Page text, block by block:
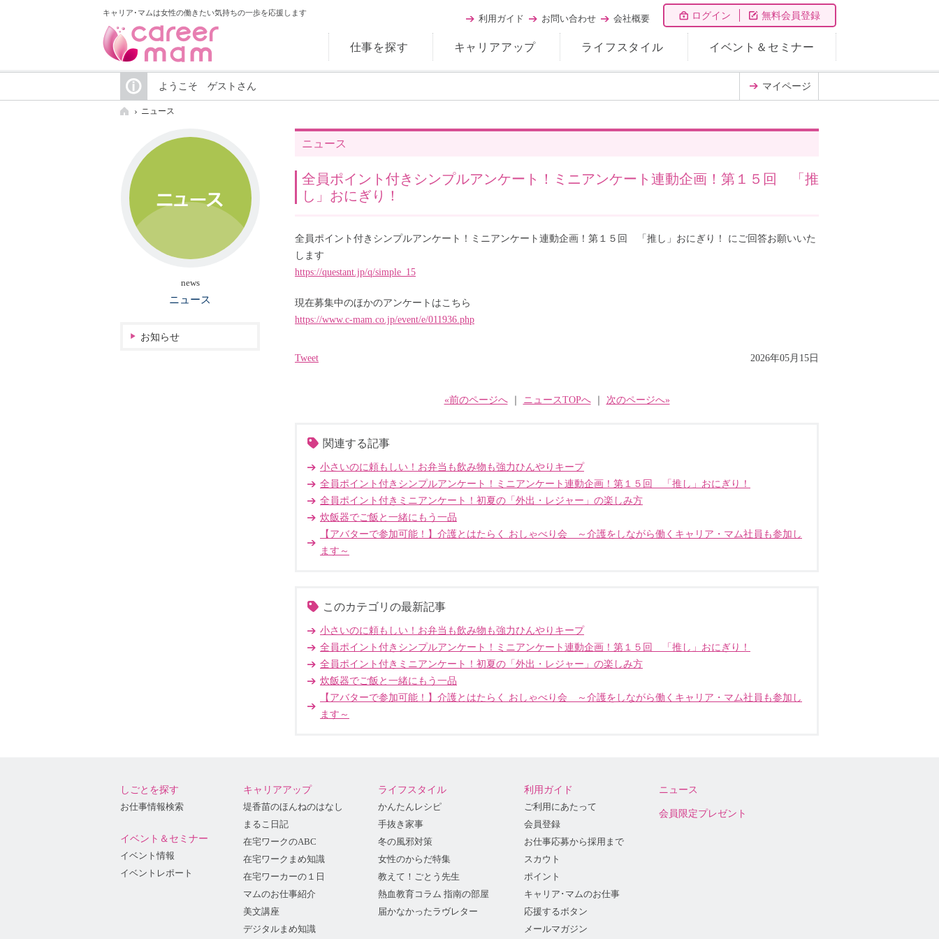
キャリア･マムは女性の働きたい気持ちの一歩を応援します ログイン 無料会員登録
仕事を探す キャリアアップ ライフスタイル イベント＆セミナー
利用ガイド お問い合わせ 会社概要
ようこそ ゲストさん マイページ
ニュース
ニュース
全員ポイント付きシンプルアンケート！ミニアンケート連動企画！第１５回 「推
し」おにぎり！
全員ポイント付きシンプルアンケート！ミニアンケート連動企画！第１５回 「推し」おにぎり！ にご回答お願いいた
します
https://questant.jp/q/simple_15
現在募集中のほかのアンケートはこちら
https://www.c-mam.co.jp/event/e/011936.php
Tweet 2026年05月15日
«前のページへ｜ ニュースTOPへ｜ 次のページへ»
関連する記事
小さいのに頼もしい！お弁当も飲み物も強力ひんやりキープ
全員ポイント付きシンプルアンケート！ミニアンケート連動企画！第１５回 「推し」おにぎり！
全員ポイント付きミニアンケート！初夏の「外出・レジャー」の楽しみ方
炊飯器でご飯と一緒にもう一品
【アバターで参加可能！】介護とはたらく おしゃべり会 ～介護をしながら働くキャリア・マム社員も参加し
ます～
このカテゴリの最新記事
小さいのに頼もしい！お弁当も飲み物も強力ひんやりキープ
全員ポイント付きシンプルアンケート！ミニアンケート連動企画！第１５回 「推し」おにぎり！
全員ポイント付きミニアンケート！初夏の「外出・レジャー」の楽しみ方
炊飯器でご飯と一緒にもう一品
【アバターで参加可能！】介護とはたらく おしゃべり会 ～介護をしながら働くキャリア・マム社員も参加し
ます～
news
ニュース
お知らせ
しごとを探す
お仕事情報検索
イベント＆セミナー
イベント情報
イベントレポート
キャリアアップ
堤香苗のほんねのはなし
まるこ日記
在宅ワークのABC
在宅ワークまめ知識
在宅ワーカーの１日
マムのお仕事紹介
美文講座
デジタルまめ知識
ライフスタイル
かんたんレシピ
手抜き家事
冬の風邪対策
女性のからだ特集
教えて！ごとう先生
熱血教育コラム 指南の部屋
届かなかったラヴレター
利用ガイド
ご利用にあたって
会員登録
お仕事応募から採用まで
スカウト
ポイント
キャリア･マムのお仕事
応援するボタン
メールマガジン
ニュース
会員限定プレゼント